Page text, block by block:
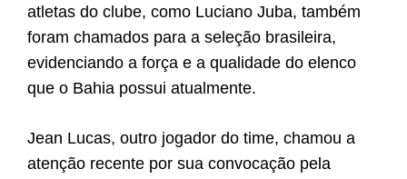
atletas do clube, como Luciano Juba, também
foram chamados para a seleção brasileira,
evidenciando a força e a qualidade do elenco
que o Bahia possui atualmente.
Jean Lucas, outro jogador do time, chamou a
atenção recente por sua convocação pela